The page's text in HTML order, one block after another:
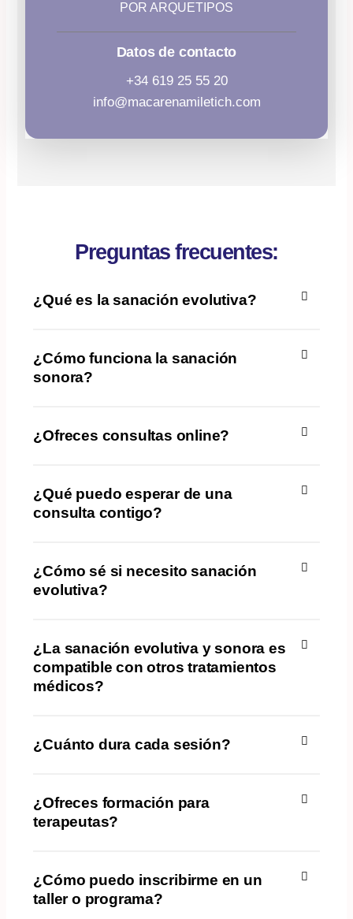
POR ARQUETIPOS
Datos de contacto
+34 619 25 55 20
info@macarenamiletich.com
Preguntas frecuentes:
¿Qué es la sanación evolutiva?
¿Cómo funciona la sanación
sonora?
¿Ofreces consultas online?
¿Qué puedo esperar de una
consulta contigo?
¿Cómo sé si necesito sanación
evolutiva?
¿La sanación evolutiva y sonora es
compatible con otros tratamientos
médicos?
¿Cuánto dura cada sesión?
¿Ofreces formación para
terapeutas?
¿Cómo puedo inscribirme en un
taller o programa?